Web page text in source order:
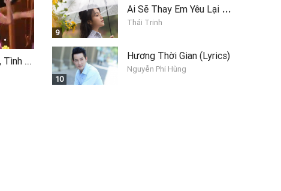
Liên Khúc Tuyệt Vời, Tình Ca Muôn Thưở (2)
9
A
i Sẽ Thay Em Yêu Lại Anh
Thái Trinh
10
Hương Thời Gian (Lyrics)
Nguyễn Phi Hùng